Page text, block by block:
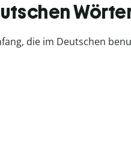
die im Deutschen